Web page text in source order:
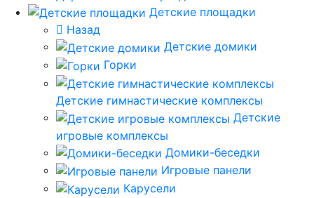
Детские площадки
Назад
Детские домики
Горки
Детские гимнастические комплексы
Детские
игровые комплексы
Домики-беседки
Игровые панели
Карусели